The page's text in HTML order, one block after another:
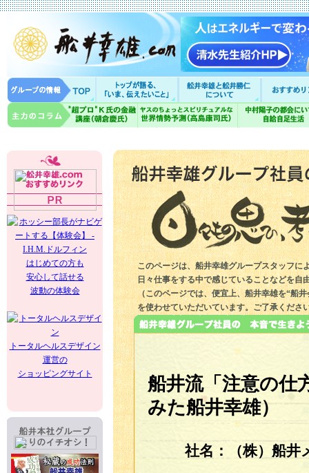
はじめての方も
安心して話せる
波動の体験会
トータルヘルスデザイン
運営の
ショッピングサイト
このページは、船井幸雄グループスタッフに
日々仕事をする中で感じていることなどを自
（このページでは、便宜上、船井幸雄を“船
を使わせていただいています。ご了承くださ
船井流「注意の
みた船井幸雄）
社名：（株）船